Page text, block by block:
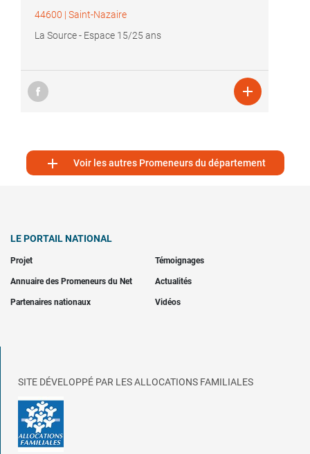
44600 | Saint-Nazaire
La Source - Espace 15/25 ans

 Voir les autres Promeneurs du département
LE PORTAIL NATIONAL
Projet Témoignages
Annuaire des Promeneurs du Net Actualités
Partenaires nationaux Vidéos
SITE DÉVELOPPÉ PAR LES ALLOCATIONS FAMILIALES